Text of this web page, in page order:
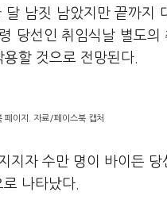
남짓 남았지만 끝까지
당선인 취임식날 별도의
할 것으로 전망된다.
페이지. 자료/페이스북 캡처
지자 수만 명이 바이든
나타났다.